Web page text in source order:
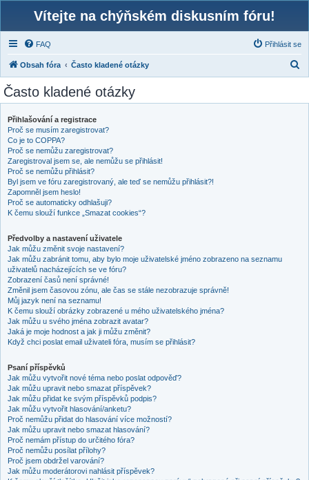
Vítejte na chýňském diskusním fóru!
FAQ Přihlásit se
Obsah fóra Často kladené otázky
Často kladené otázky
Přihlašování a registrace
Proč se musím zaregistrovat?
Co je to COPPA?
Proč se nemůžu zaregistrovat?
Zaregistroval jsem se, ale nemůžu se přihlásit!
Proč se nemůžu přihlásit?
Byl jsem ve fóru zaregistrovaný, ale teď se nemůžu přihlásit?!
Zapomněl jsem heslo!
Proč se automaticky odhlašuji?
K čemu slouží funkce „Smazat cookies“?
Předvolby a nastavení uživatele
Jak můžu změnit svoje nastavení?
Jak můžu zabránit tomu, aby bylo moje uživatelské jméno zobrazeno na seznamu
uživatelů nacházejících se ve fóru?
Zobrazení časů není správné!
Změnil jsem časovou zónu, ale čas se stále nezobrazuje správně!
Můj jazyk není na seznamu!
K čemu slouží obrázky zobrazené u mého uživatelského jména?
Jak můžu u svého jména zobrazit avatar?
Jaká je moje hodnost a jak ji můžu změnit?
Když chci poslat email uživateli fóra, musím se přihlásit?
Psaní příspěvků
Jak můžu vytvořit nové téma nebo poslat odpověď?
Jak můžu upravit nebo smazat příspěvek?
Jak můžu přidat ke svým příspěvků podpis?
Jak můžu vytvořit hlasování/anketu?
Proč nemůžu přidat do hlasování více možností?
Jak můžu upravit nebo smazat hlasování?
Proč nemám přístup do určitého fóra?
Proč nemůžu posílat přílohy?
Proč jsem obdržel varování?
Jak můžu moderátorovi nahlásit příspěvek?